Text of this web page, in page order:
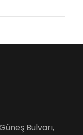
Bulvarı,